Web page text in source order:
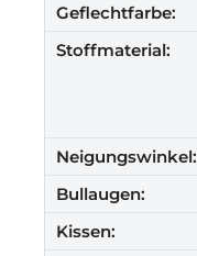
Geflechtfarbe:
Stoffmaterial:
Neigungswinkel:
Bullaugen:
Kissen: